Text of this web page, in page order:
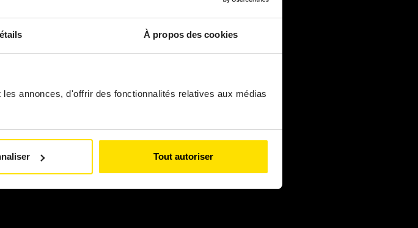
À propos des cookies
annonces, d'offrir des fonctionnalités relatives aux médias
Tout autoriser